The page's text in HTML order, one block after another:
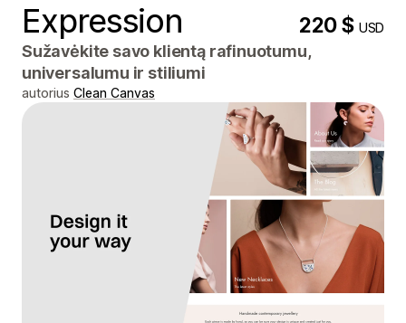
Expression 220 $USD
Sužavėkite savo klientą rafinuotumu,
universalumu ir stiliumi
autorius Clean Canvas